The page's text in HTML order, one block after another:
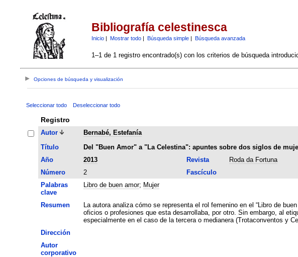
Bibliografía celestinesca
Inicio| Mostrar todo| Búsqueda simple| Búsqueda avanzada
1–1 de 1 registro encontrado(s) con los criterios de búsqueda
Opciones de búsqueda y visualización
Seleccionar todo Deseleccionar todo
Registro
Autor
Bernabé, Estefanía
Título
Del "Buen Amor" a "La Celestina": apuntes sobre dos siglos de
Año
2013 Revista Roda da Fortuna
Número
2 Fascículo
Palabras
clave
Libro de buen amor; Mujer
Resumen
La autora analiza cómo se representa el rol femenino en el “Libro de
oficios o profesiones que esta desarrollaba, por otro. Sin embargo, al
especialmente en el caso de la tercera o medianera (Trotaconventos y
Dirección
Autor
corporativo